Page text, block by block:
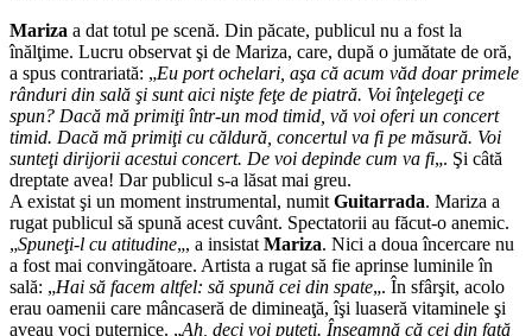
Mariza a dat totul pe scenă. Din păcate, publicul nu a fost la
înălţime. Lucru observat şi de Mariza, care, după o jumătate de oră,
a spus contrariată: „Eu port ochelari, aşa că acum văd doar primele
rânduri din sală şi sunt aici nişte feţe de piatră. Voi înţelegeţi ce
spun? Dacă mă primiţi într-un mod timid, vă voi oferi un concert
timid. Dacă mă primiţi cu căldură, concertul va fi pe măsură. Voi
sunteţi dirijorii acestui concert. De voi depinde cum va fi„. Şi câtă
dreptate avea! Dar publicul s-a lăsat mai greu.
A existat şi un moment instrumental, numit Guitarrada. Mariza a
rugat publicul să spună acest cuvânt. Spectatorii au făcut-o anemic.
„Spuneţi-l cu atitudine„, a insistat Mariza. Nici a doua încercare nu
a fost mai convingătoare. Artista a rugat să fie aprinse luminile în
sală: „Hai să facem altfel: să spună cei din spate„. În sfârşit, acolo
erau oamenii care mâncaseră de dimineaţă, îşi luaseră vitaminele şi
aveau voci puternice. „Ah, deci voi puteţi. Înseamnă că cei din faţă